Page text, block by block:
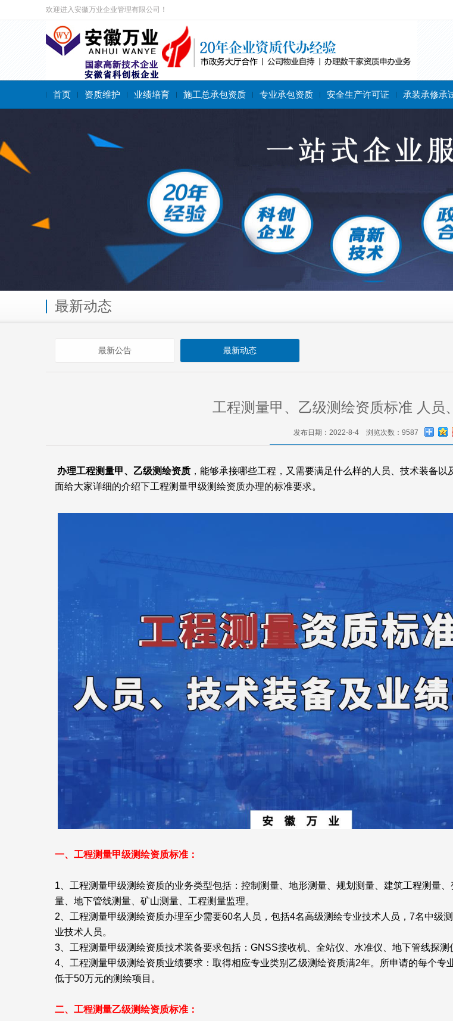
欢迎进入安徽万业企业管理有限公司！
首页 资质维护 业绩培育 施工总承包资质 专业承包资质 安全生产许可证 承装承修承
搜索关键字： 施工总承包资质 专业承包资质 施工劳务资质
最新动态
最新公告 最新动态
工程测量甲、乙级测绘资质标准 人员
发布日期：2022-8-4 浏览次数：9587
办理工程测量甲、乙级测绘资质 ，能够承接哪些工程，又需要满足什么样的人员、技术装备
面给大家详细的介绍下工程测量甲级测绘资质办理的标准要求。
一、工程测量甲级测绘资质标准：
1、工程测量甲级测绘资质的业务类型包括：控制测量、地形测量、规划测量、建筑工程测量
量、地下管线测量、矿山测量、工程测量监理。
2、工程测量甲级测绘资质办理至少需要60名人员，包括4名高级测绘专业技术人员，7名中级
业技术人员。
3、工程测量甲级测绘资质技术装备要求包括：GNSS接收机、全站仪、水准仪、地下管线探测
4、工程测量甲级测绘资质业绩要求：取得相应专业类别乙级测绘资质满2年。所申请的每个
低于50万元的测绘项目。
二、工程测量乙级测绘资质标准：